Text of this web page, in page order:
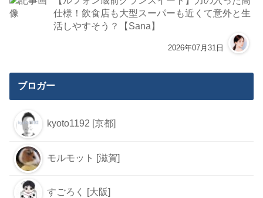
仕様！飲食店も大型スーパーも近くて意外と生
活しやすそう？【Sana】
2026年07月31日
ブロガー
kyoto1192 [京都]
モルモット [滋賀]
すごろく [大阪]